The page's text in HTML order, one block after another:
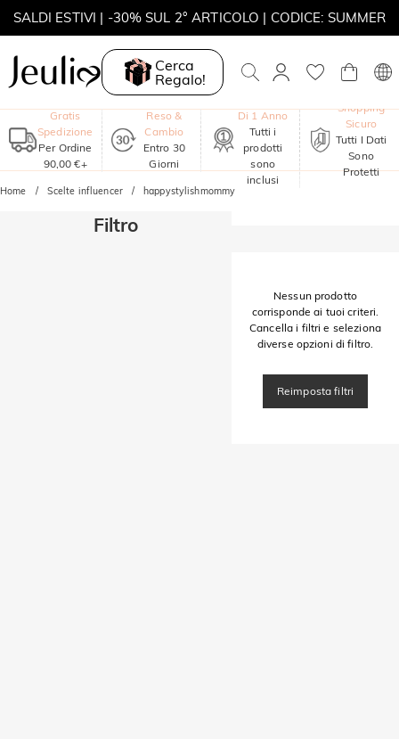
SALDI ESTIVI | -30% SUL 2° ARTICOLO | CODICE: SUMMER
MOVE MY WAY | ACQUISTA 3, COLLANA IN REGALO
Cerca
Regalo!
Gratis
Spedizione
Per Ordine
90,00 €+
Reso &
Cambio
Entro 30
Giorni
Di 1 Anno
Tutti i
prodotti
sono
inclusi
Shopping
Sicuro
Tutti I Dati
Sono
Protetti
Home Scelte influencer happystylishmommy
Filtro
Nessun prodotto
corrisponde ai tuoi criteri.
Cancella i filtri e seleziona
diverse opzioni di filtro.
Reimposta filtri